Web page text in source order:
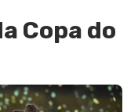
Copa do